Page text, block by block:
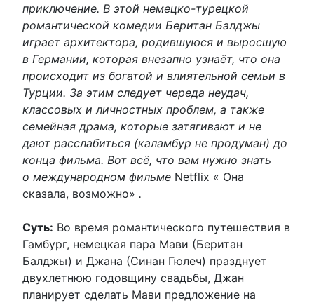
приключение. В этой немецко-турецкой
романтической комедии Беритан Балджы
играет архитектора, родившуюся и выросшую
в Германии, которая внезапно узнаёт, что она
происходит из богатой и влиятельной семьи в
Турции. За этим следует череда неудач,
классовых и личностных проблем, а также
семейная драма, которые затягивают и не
дают расслабиться (каламбур не продуман) до
конца фильма. Вот всё, что вам нужно знать
о международном фильме Netflix « Она
сказала, возможно» .
Суть: Во время романтического путешествия в
Гамбург, немецкая пара Мави (Беритан
Балджы) и Джана (Синан Гюлеч) празднует
двухлетнюю годовщину свадьбы, Джан
планирует сделать Мави предложение на